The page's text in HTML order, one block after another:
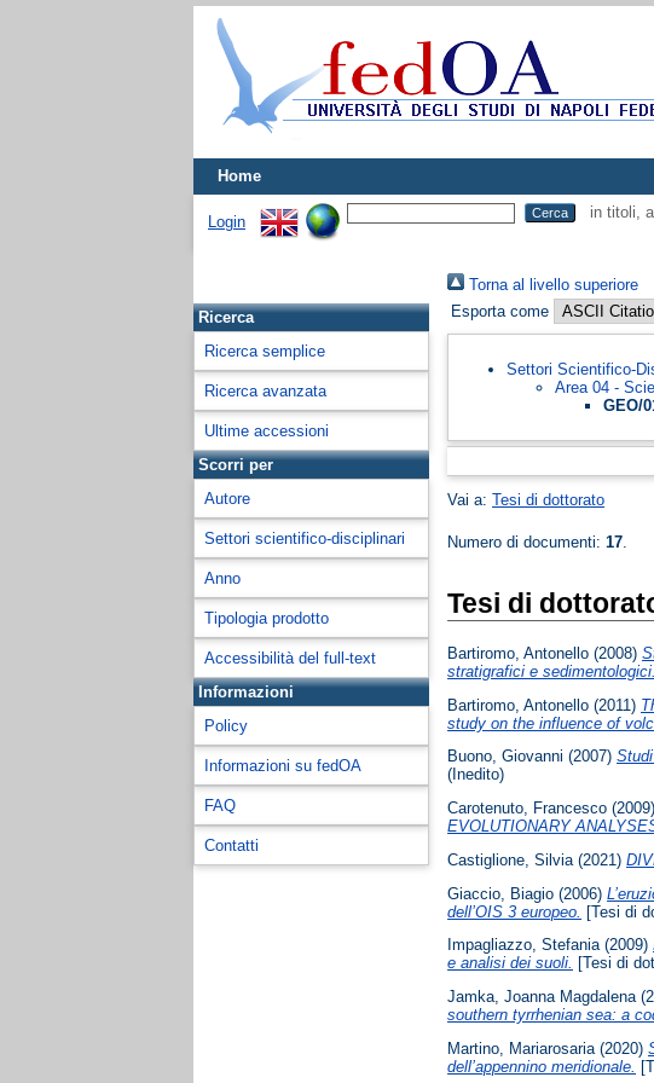
Home
Login
in titoli,
Ricerca
Ricerca semplice
Ricerca avanzata
Ultime accessioni
Scorri per
Autore
Settori scientifico-disciplinari
Anno
Tipologia prodotto
Accessibilità del full-text
Informazioni
Policy
Informazioni su fedOA
FAQ
Contatti
Torna al livello superiore
Esporta come
Settori Scientifico-
Area 04 -
GEO/
Vai a:Tesi di dottorato
Numero di documenti:17
Tesi di
Bartiromo, Antonello (2008)
stratigrafici e sedimentologici.
Bartiromo, Antonello (2011)
study on the influence of
Buono, Giovanni (2007)
(Inedito)
Carotenuto, Francesco (2009)
EVOLUTIONARY
Castiglione, Silvia (2021)
Giaccio, Biagio (2006)
dell’OIS 3 europeo. [Tesi di
Impagliazzo, Stefania(2009)
e analisi dei suoli. [Tesi di
Jamka, Joanna Magdalena
southern tyrrhenian sea: a
Martino, Mariarosaria(2020)
dell’appennino meridionale.